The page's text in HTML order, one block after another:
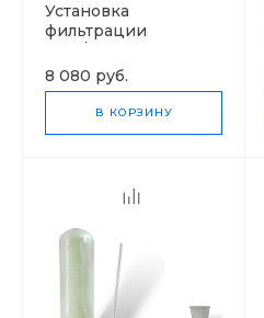
Установка
фильтрации
8 080 руб.
В КОРЗИНУ